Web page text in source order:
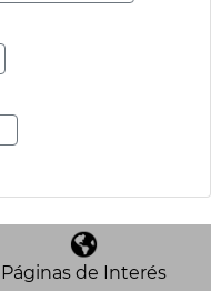
Páginas de Interés